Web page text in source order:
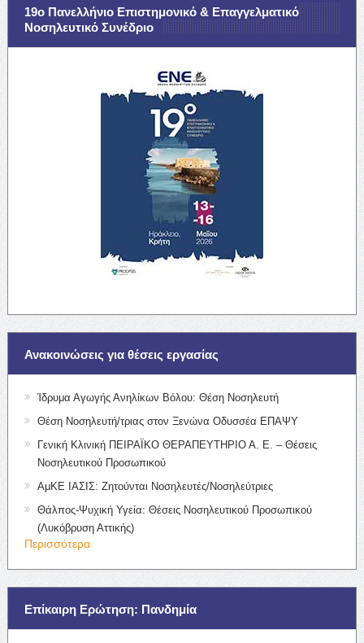
19ο Πανελλήνιο Επιστημονικό & Επαγγελματικό
Νοσηλευτικό Συνέδριο
Ανακοινώσεις για θέσεις εργασίας
Ίδρυμα Αγωγής Ανηλίκων Βόλου: Θέση Νοσηλευτή
Θέση Νοσηλευτή/τριας στον Ξενώνα Οδυσσέα ΕΠΑΨΥ
Γενική Κλινική ΠΕΙΡΑΪΚΟ ΘΕΡΑΠΕΥΤΗΡΙΟ Α. Ε. – Θέσεις
Νοσηλευτικού Προσωπικού
ΑμΚΕ ΙΑΣΙΣ: Ζητούνται Νοσηλευτές/Νοσηλεύτριες
Θάλπος-Ψυχική Υγεία: Θέσεις Νοσηλευτικού Προσωπικού
(Λυκόβρυση Αττικής)
Περισσότερα
Επίκαιρη Ερώτηση: Πανδημία